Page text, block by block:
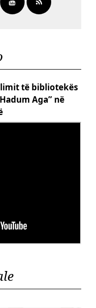
të bibliotekës
Aga” në